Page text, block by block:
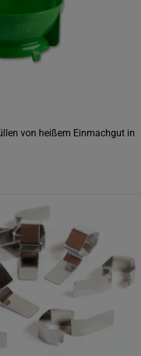
von heißem Einmachgut in